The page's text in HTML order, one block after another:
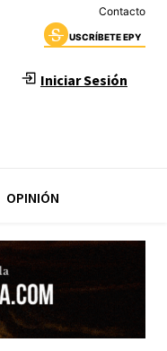
Contacto
USCRÍBETE EPY
Iniciar Sesión
OPINIÓN